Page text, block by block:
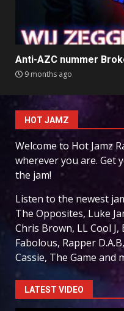
Anti-AZC nummer
9 months ago
HOT JAMZ
Welcome to Hot Jamz
wherever you are. Get
the jam!
Listen to the newest
The Opposites, Luke
Chris Brown, LL Cool
Fabolous, Rapper
Cassie, The Game and
LATEST VIDEO